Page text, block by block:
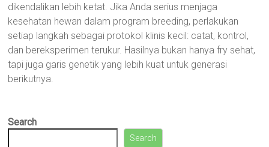
dikendalikan lebih ketat. Jika Anda serius menjaga
kesehatan hewan dalam program breeding, perlakukan
setiap langkah sebagai protokol klinis kecil: catat, kontrol,
dan bereksperimen terukur. Hasilnya bukan hanya fry sehat,
tapi juga garis genetik yang lebih kuat untuk generasi
berikutnya.
Search
Search